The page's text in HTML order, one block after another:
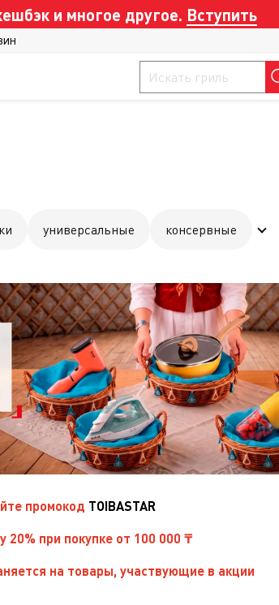
и многое другое. Вступить
универсальные консервные
промокод TOIBASTAR
20% при покупке от 100 000 ₸
на товары, участвующие в акции